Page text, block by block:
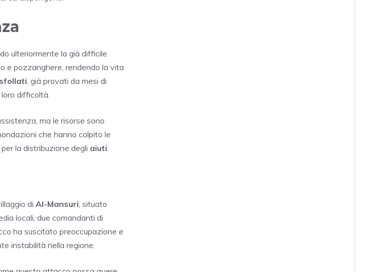
ulteriormente la già difficile
e pozzanghere, rendendo la vita
sfollati, già provati da mesi di
difficoltà.
ma le risorse sono
che hanno colpito le
la distribuzione degli aiuti.
di Al-Mansuri, situato
locali, due comandanti di
ha suscitato preoccupazione e
instabilità nella regione.